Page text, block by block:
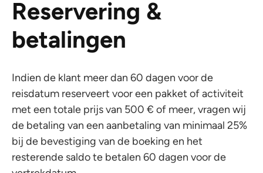
Reservering &
betalingen
Indien de klant meer dan 60 dagen voor de
reisdatum reserveert voor een pakket of activiteit
met een totale prijs van 500 € of meer, vragen wij
de betaling van een aanbetaling van minimaal 25%
bij de bevestiging van de boeking en het
resterende saldo te betalen 60 dagen voor de